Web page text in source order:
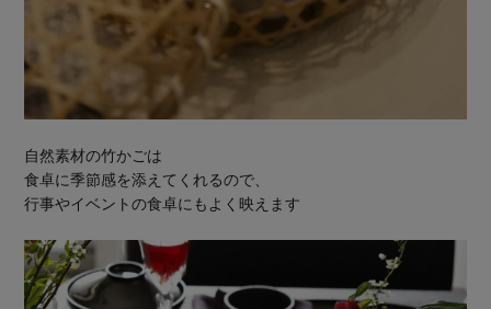
自然素材の竹かごは
食卓に季節感を添えてくれるので、
行事やイベントの食卓にもよく映えます